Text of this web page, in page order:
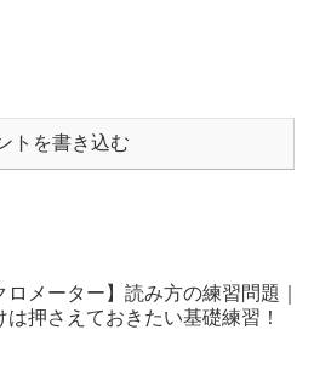
トを書き込む
ロメーター】読み方の練習問題｜
は押さえておきたい基礎練習！